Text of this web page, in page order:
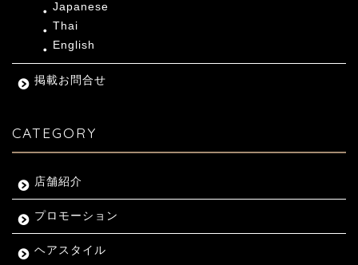
Japanese
Thai
English
掲載お問合せ
CATEGORY
店舗紹介
プロモーション
ヘアスタイル